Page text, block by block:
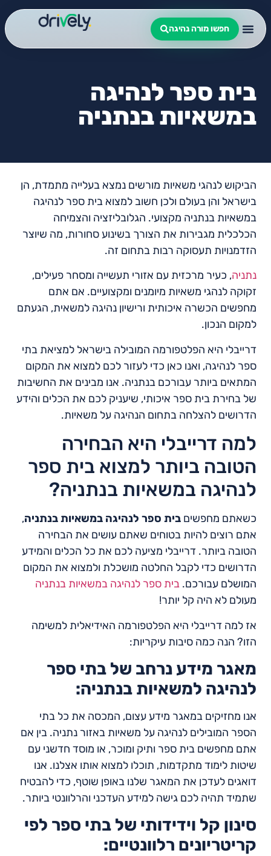
חפשו מורה נהיגה
בית ספר לנהיגה
במשאיות בנתניה
הביקוש לנהגי משאיות מורשים נמצא בעלייה מתמדת, הן
בישראל והן בעולם ולכן חשוב למצוא בית ספר לנהיגה
במשאיות בנתניה מקצועי. הגלובליזציה והצמיחה
הכלכלית מגבירות את הצורך בשינוע סחורות, מה שיוצר
הזדמנויות תעסוקה רבות בתחום זה.
נתניה, כעיר מרכזית עם אזורי תעשייה ומסחר פעילים,
זקוקה לנהגי משאיות מיומנים ומקצועיים. אם אתם
מחפשים הכשרה איכותית ורישיון נהיגה למשאית, הגעתם
למקום הנכון.
דרייבלי היא הפלטפורמה המובילה בישראל למציאת בתי
ספר לנהיגה, ואנו כאן כדי לעזור לכם למצוא את המקום
המתאים ביותר עבורכם בנתניה. אנו מבינים את החשיבות
של בחירת בית ספר איכותי, שיעניק לכם את הכלים והידע
הדרושים להצלחה בתחום הנהיגה על משאיות.
למה דרייבלי היא הבחירה
הטובה ביותר למצוא בית ספר
לנהיגה במשאיות בנתניה?
כשאתם מחפשים בית ספר לנהיגה במשאיות בנתניה,
אתם רוצים להיות בטוחים שאתם עושים את הבחירה
הטובה ביותר. דרייבלי מציעה לכם את כל הכלים והמידע
הדרושים כדי לקבל החלטה מושכלת ולמצוא את המקום
המושלם עבורכם. בית ספר לנהיגה במשאיות בנתניה
מעולם לא היה קל יותר!
אז למה דרייבלי היא הפלטפורמה האידיאלית למשימה
הזו? הנה כמה סיבות עיקריות:
מאגר מידע נרחב של בתי ספר
לנהיגה למשאיות בנתניה:
אנו מחזיקים במאגר מידע עצום, המכסה את כל בתי
הספר המובילים לנהיגה על משאיות באזור נתניה. בין אם
אתם מחפשים בית ספר ותיק ומוכר, או מוסד חדשני עם
שיטות לימוד מתקדמות, תוכלו למצוא אותו אצלנו. אנו
דואגים לעדכן את המאגר שלנו באופן שוטף, כדי להבטיח
שתמיד תהיה לכם גישה למידע העדכני והרלוונטי ביותר.
סינון קל וידידותי של בתי ספר לפי
קריטריונים רלוונטיים: